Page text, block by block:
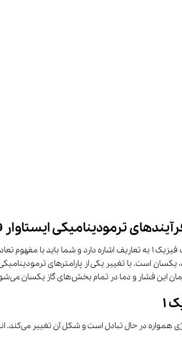
ترمودینامیکی ایستاوار
گاز یکسان می‌شود و بار دیگر تعادل ترمودینامیکی برقرار می‌شود.
۱